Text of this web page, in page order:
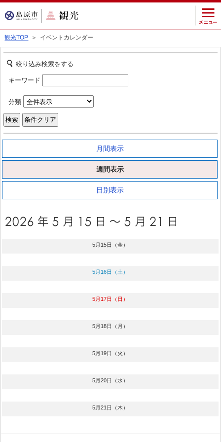
観光TOP ＞ イベントカレンダー
絞り込み検索をする
キーワード
分類
月間表示
週間表示
日別表示
5月15日（金）
5月16日（土）
5月17日（日）
5月18日（月）
5月19日（火）
5月20日（水）
5月21日（木）